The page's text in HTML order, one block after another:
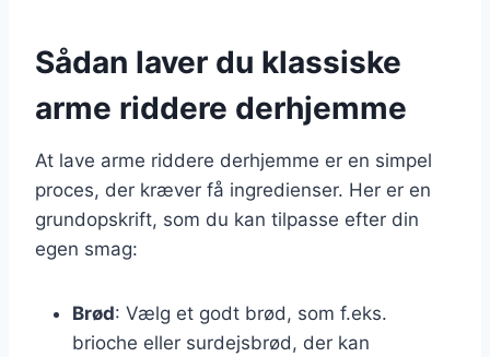
Sådan laver du klassiske
arme riddere derhjemme
At lave arme riddere derhjemme er en simpel
proces, der kræver få ingredienser. Her er en
grundopskrift, som du kan tilpasse efter din
egen smag:
Brød: Vælg et godt brød, som f.eks.
brioche eller surdejsbrød, der kan